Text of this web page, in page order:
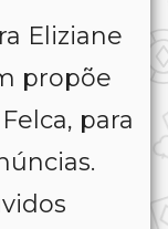
Eliziane
propõe
para